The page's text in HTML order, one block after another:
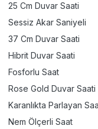
25 Cm Duvar Saati
Sessiz Akar Saniyeli
37 Cm Duvar Saati
Hibrit Duvar Saati
Fosforlu Saat
Rose Gold Duvar Saati
Karanlıkta Parlayan
Nem Ölçerli Saat